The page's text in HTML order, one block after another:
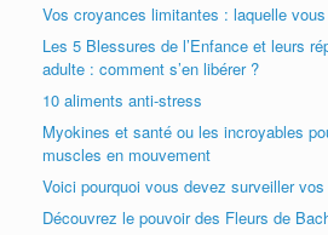
Vos croyances limitantes : laquelle
Les 5 Blessures de l’Enfance et leurs
adulte : comment s’en libérer ?
10 aliments anti-stress
Myokines et santé ou les incroyables
muscles en mouvement
Voici pourquoi vous devez surveiller
Découvrez le pouvoir des Fleurs de